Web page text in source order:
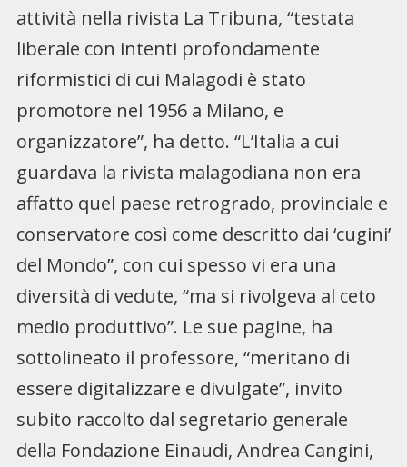
attività nella rivista La Tribuna, “testata
liberale con intenti profondamente
riformistici di cui Malagodi è stato
promotore nel 1956 a Milano, e
organizzatore”, ha detto. “L’Italia a cui
guardava la rivista malagodiana non era
affatto quel paese retrogrado, provinciale e
conservatore così come descritto dai ‘cugini’
del Mondo”, con cui spesso vi era una
diversità di vedute, “ma si rivolgeva al ceto
medio produttivo”. Le sue pagine, ha
sottolineato il professore, “meritano di
essere digitalizzare e divulgate”, invito
subito raccolto dal segretario generale
della Fondazione Einaudi, Andrea Cangini,